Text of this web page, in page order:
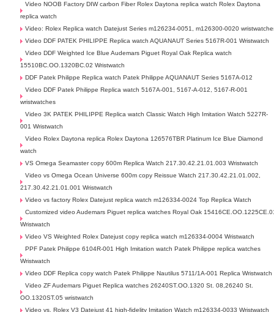
Video NOOB Factory DIW carbon Fiber Rolex Daytona replica watch Rolex Daytona
replica watch
Video: Rolex Replica watch Datejust Series m126234-0051, m126300-0020
Video DDF PATEK PHILIPPE Replica watch AQUANAUT Series 5167R-001 Wristwatch
Video DDF Weighted Ice Blue Audemars Piguet Royal Oak Replica watch
15510BC.OO.1320BC.02 Wristwatch
DDF Patek Philippe Replica watch Patek Philippe AQUANAUT Series 5167A-012
Video DDF Patek Philippe Replica watch 5167A-001, 5167-A-012, 5167-R-001
wristwatches
Video 3K PATEK PHILIPPE Replica watch Classic Watch High Imitation Watch 5227R-
001 Wristwatch
Video Rolex Daytona replica Rolex Daytona 126576TBR Platinum Ice Blue Diamond
watch
VS Omega Seamaster copy 600m Replica Watch 217.30.42.21.01.003 Wristwatch
Video vs Omega Ocean Universe 600m copy Reissue Watch 217.30.42.21.01.002,
217.30.42.21.01.001 Wristwatch
Video vs factory Rolex Datejust replica watch m126334-0024 Top Replica Watch
Customized video Audemars Piguet replica watches Royal Oak
Wristwatch
Video VS Weighted Rolex Datejust copy replica watch m126334-0004 Wristwatch
PPF Patek Philippe 6104R-001 High Imitation watch Patek Philippe replica watches
Wristwatch
Video DDF Replica copy watch Patek Philippe Nautilus 5711/1A-001 Replica Wristwatch
Video ZF Audemars Piguet Replica watches 26240ST.OO.1320 St. 08,26240 St.
OO.1320ST.05 wristwatch
Video vs. Rolex V3 Datejust 41 high-fidelity Imitation Watch m126334-0033 Wristwatch